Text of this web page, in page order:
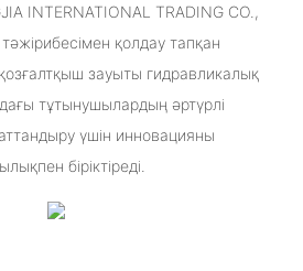
INTERNATIONAL TRADING CO.,
қолдау тапқан
зауыты гидравликалық
тұтынушылардың әртүрлі
үшін инновацияны
біріктіреді.